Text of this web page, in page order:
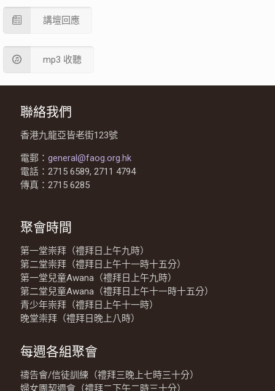
講壇回應
mp3 收聽
聯絡我們
香港九龍亞皆老街123號
電郵： general@faog.org.hk
電話：2715 6589, 2711 4794
傳真：2715 6285
聚會時間
第一堂崇拜（禮拜日上午九時）
第二堂崇拜（禮拜日上午十一時十五分）
第一堂兒童Awana（禮拜日上午九時）
第二堂兒童Awana（禮拜日上午十一時十五分）
青少年崇拜（禮拜日上午十一時）
晚堂崇拜（禮拜日晚上八時）
每週各組聚會
禱告會/信徒訓練（禮拜三晚上七時三十分）
婦女團契週會（禮拜二下午二時三十分）